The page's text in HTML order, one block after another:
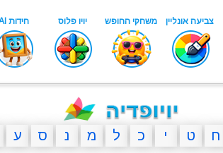
ח ט י כ ל מ נ ס ע